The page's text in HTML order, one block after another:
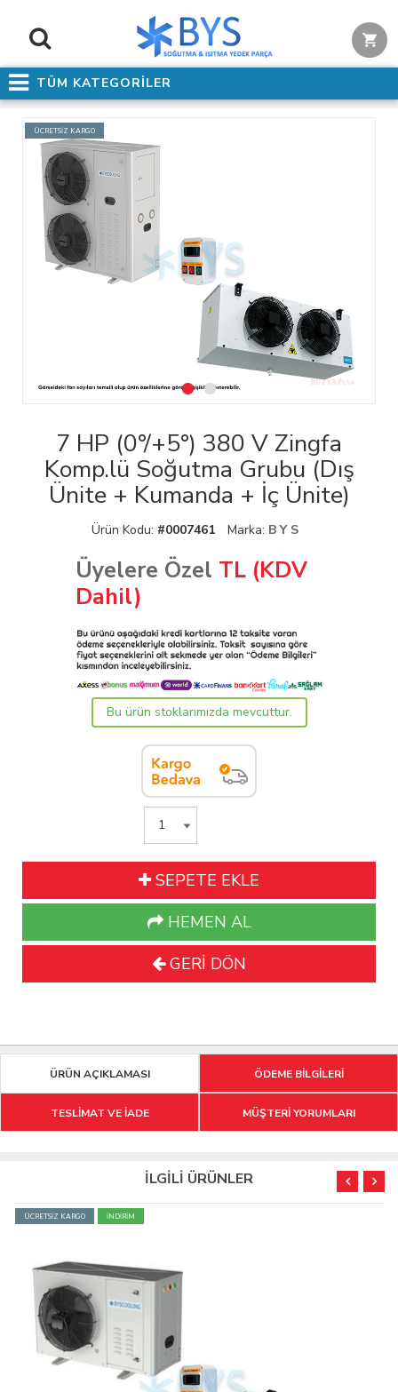
TÜM KATEGORİLER
ÜCRETSİZ KARGO
7 HP (0°/+5°) 380 V Zingfa
Komp.lü Soğutma Grubu (Dış
Ünite + Kumanda + İç Ünite)
Ürün Kodu: #0007461 Marka: B Y S
Üyelere Özel TL (KDV
Dahil)
Bu ürün stoklarımızda mevcuttur.
SEPETE EKLE
HEMEN AL
GERİ DÖN
ÜRÜN AÇIKLAMASI ÖDEME BİLGİLERİ
TESLİMAT VE İADE MÜŞTERİ YORUMLARI
İLGİLİ ÜRÜNLER
ÜCRETSİZ KARGO İNDİRİM